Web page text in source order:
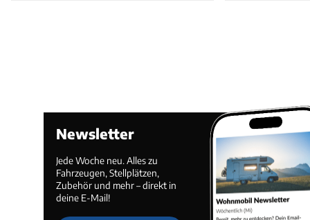
Newsletter
Jede Woche neu. Alles zu
Fahrzeugen, Stellplätzen,
Zubehör und mehr – direkt in
deine E-Mail!